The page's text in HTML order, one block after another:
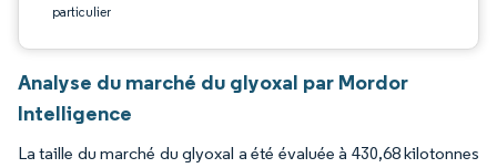
particulier
Analyse du marché du glyoxal par Mordor
Intelligence
La taille du marché du glyoxal a été évaluée à 430,68 kilotonnes